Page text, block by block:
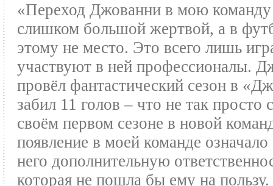
«Переход Джованни в мою
слишком большой жертвой, а в
этому не место. Это всего лишь
участвуют в ней профессионалы.
провёл фантастический сезон в
забил 11 голов – что не так просто
своём первом сезоне в новой
появление в моей команде
него дополнительную
которая не пошла бы ему на